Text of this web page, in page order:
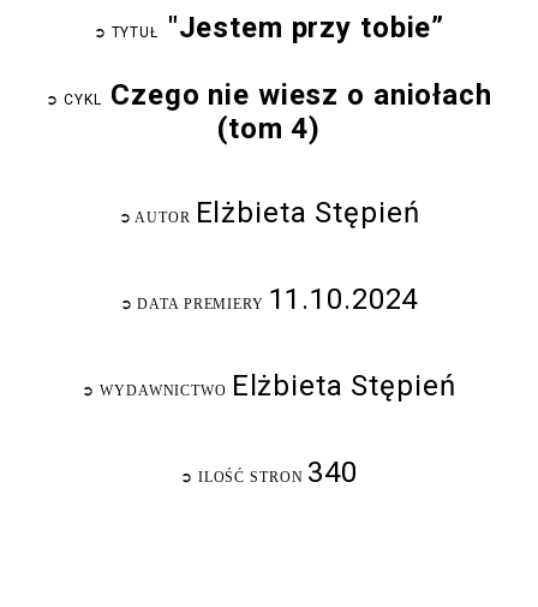
➲ TYTUŁ "Jestem przy tobie”
➲ CYKL Czego nie wiesz o aniołach
(tom 4)
➲ AUTOR Elżbieta Stępień
➲ DATA PREMIERY 11.10.2024
➲ WYDAWNICTWO Elżbieta Stępień
➲ ILOŚĆ STRON 340